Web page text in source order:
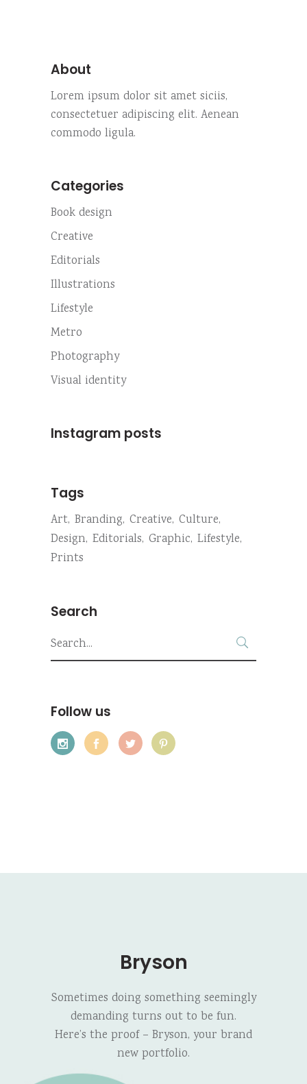
About
Lorem ipsum dolor sit amet siciis,
consectetuer adipiscing elit. Aenean
commodo ligula.
Categories
Book design
Creative
Editorials
Illustrations
Lifestyle
Metro
Photography
Visual identity
Instagram posts
Tags
Art Branding Creative Culture
Design Editorials Graphic Lifestyle
Prints
Search
Search
for:
Follow us
Bryson
Sometimes doing something seemingly
demanding turns out to be fun.
Here’s the proof – Bryson, your brand
new portfolio.